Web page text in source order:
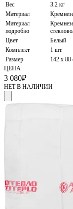
Вес
3.2 кг
Материал
Материал
подробно
Цвет
Белый
Комплект
1 шт.
Размер
142 х 88
ЦЕНА
3 080₽
НЕТ В НАЛИЧИИ